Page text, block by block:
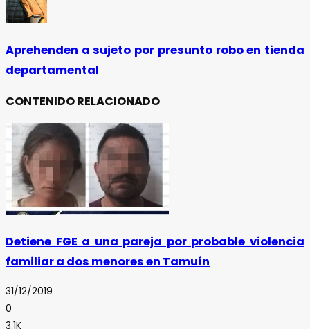
Aprehenden a sujeto por presunto robo en tienda
departamental
CONTENIDO RELACIONADO
Detiene FGE a una pareja por probable violencia
familiar a dos menores en Tamuín
31/12/2019
0
3.1K